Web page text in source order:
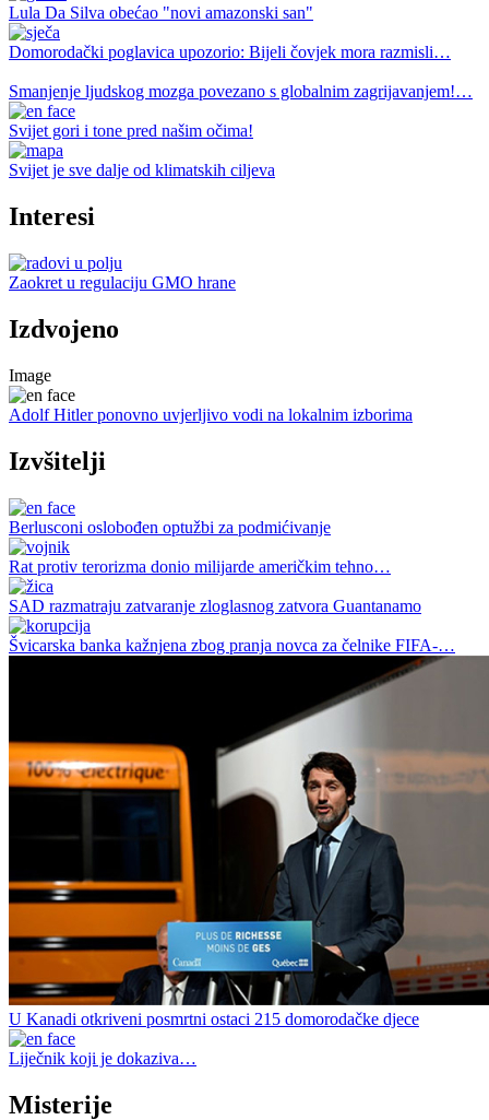
Lula Da Silva obećao "novi amazonski san"
Domorodački poglavica upozorio: Bijeli čovjek mora razmisli…
Smanjenje ljudskog mozga povezano s globalnim zagrijavanjem!…
Svijet gori i tone pred našim očima!
Svijet je sve dalje od klimatskih ciljeva
Interesi
Zaokret u regulaciju GMO hrane
Izdvojeno
Image
Adolf Hitler ponovno uvjerljivo vodi na lokalnim izborima
Izvšitelji
Berlusconi oslobođen optužbi za podmićivanje
Rat protiv terorizma donio milijarde američkim tehno…
SAD razmatraju zatvaranje zloglasnog zatvora Guantanamo
Švicarska banka kažnjena zbog pranja novca za čelnike FIFA-…
U Kanadi otkriveni posmrtni ostaci 215 domorodačke djece
Liječnik koji je dokaziva…
Misterije